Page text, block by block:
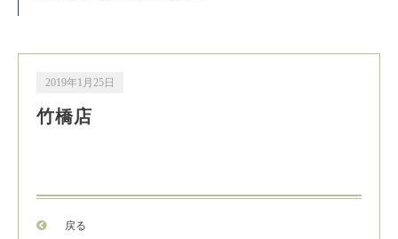
2019年1月25日
竹橋店
戻る